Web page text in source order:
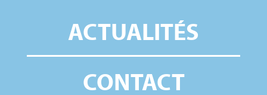
ACTUALITÉS
CONTACT